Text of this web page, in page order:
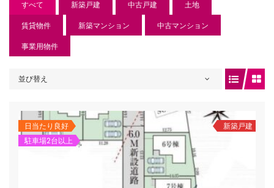
すべて 新築戸建 中古戸建
土地
賃貸物件
新築マンション
中古マンション
事業用物件
並び替え
日当たり良好
駐車場2台以上
新築戸建
top-